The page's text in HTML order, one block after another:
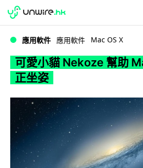
WWDC 2026
應用軟件 應用軟件 Mac OS X
可愛小貓 Nekoze 幫助
正坐姿